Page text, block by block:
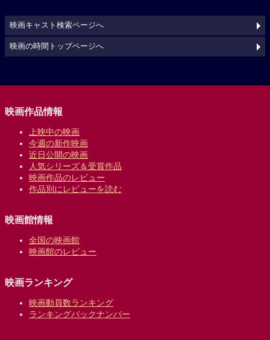
映画キャスト検索ページへ
映画の時間トップページへ
映画作品情報
上映中の映画
今週の新作映画
近日公開の映画
人気シリーズ＆受賞作品
映画作品のレビュー
作品別にレビューを読む
映画館情報
全国の映画館
映画館のレビュー
映画ランキング
映画動員数ランキング
ランキングバックナンバー